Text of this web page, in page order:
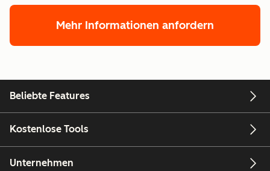
Mehr Informationen anfordern
Beliebte Features
Kostenlose Tools
Unternehmen